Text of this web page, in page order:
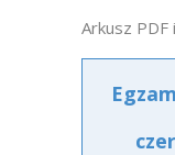
Arkusz